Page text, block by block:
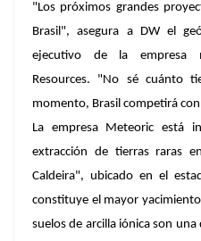
"Los próximos grandes
Brasil", asegura a DW el
ejecutivo de la empresa
Resources. "No sé cuánto
momento, Brasil competirá
La empresa Meteoric está
extracción de tierras raras
Caldeira", ubicado en el
constituye el mayor
suelos de arcilla iónica son